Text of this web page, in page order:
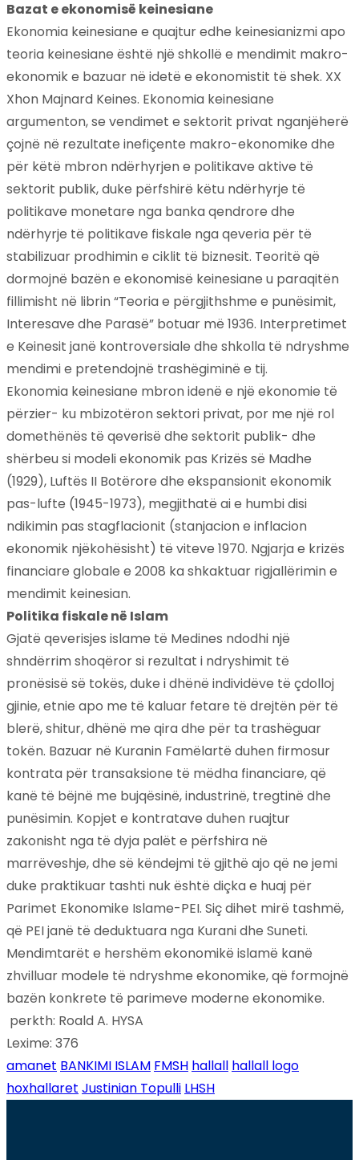
Bazat e ekonomisë keinesiane
Ekonomia keinesiane e quajtur edhe keinesianizmi apo
teoria keinesiane është një shkollë e mendimit makro-
ekonomik e bazuar në idetë e ekonomistit të shek. XX
Xhon Majnard Keines. Ekonomia keinesiane
argumenton, se vendimet e sektorit privat nganjëherë
çojnë në rezultate inefiçente makro-ekonomike dhe
për këtë mbron ndërhyrjen e politikave aktive të
sektorit publik, duke përfshirë këtu ndërhyrje të
politikave monetare nga banka qendrore dhe
ndërhyrje të politikave fiskale nga qeveria për të
stabilizuar prodhimin e ciklit të biznesit. Teoritë që
dormojnë bazën e ekonomisë keinesiane u paraqitën
fillimisht në librin “Teoria e përgjithshme e punësimit,
Interesave dhe Parasë” botuar më 1936. Interpretimet
e Keinesit janë kontroversiale dhe shkolla të ndryshme
mendimi e pretendojnë trashëgiminë e tij.
Ekonomia keinesiane mbron idenë e një ekonomie të
përzier- ku mbizotëron sektori privat, por me një rol
domethënës të qeverisë dhe sektorit publik- dhe
shërbeu si modeli ekonomik pas Krizës së Madhe
(1929), Luftës II Botërore dhe ekspansionit ekonomik
pas-lufte (1945-1973), megjithatë ai e humbi disi
ndikimin pas stagflacionit (stanjacion e inflacion
ekonomik njëkohësisht) të viteve 1970. Ngjarja e krizës
financiare globale e 2008 ka shkaktuar rigjallërimin e
mendimit keinesian.
Politika fiskale në Islam
Gjatë qeverisjes islame të Medines ndodhi një
shndërrim shoqëror si rezultat i ndryshimit të
pronësisë së tokës, duke i dhënë individëve të çdolloj
gjinie, etnie apo me të kaluar fetare të drejtën për të
blerë, shitur, dhënë me qira dhe për ta trashëguar
tokën. Bazuar në Kuranin Famëlartë duhen firmosur
kontrata për transaksione të mëdha financiare, që
kanë të bëjnë me bujqësinë, industrinë, tregtinë dhe
punësimin. Kopjet e kontratave duhen ruajtur
zakonisht nga të dyja palët e përfshira në
marrëveshje, dhe së këndejmi të gjithë ajo që ne jemi
duke praktikuar tashti nuk është diçka e huaj për
Parimet Ekonomike Islame-PEI. Siç dihet mirë tashmë,
që PEI janë të deduktuara nga Kurani dhe Suneti.
Mendimtarët e hershëm ekonomikë islamë kanë
zhvilluar modele të ndryshme ekonomike, që formojnë
bazën konkrete të parimeve moderne ekonomike.
perkth: Roald A. HYSA
Lexime: 376
amanet BANKIMI ISLAM FMSH hallall hallall logo
hoxhallaret Justinian Topulli LHSH